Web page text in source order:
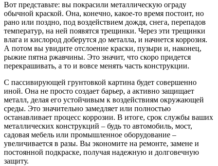
Вот представьте: вы покрасили металлическую ограду
обычной краской. Она, конечно, какое-то время постоит, но
рано или поздно, под воздействием дождя, снега, перепадов
температур, на ней появятся трещинки. Через эти трещинки
влага и кислород доберутся до металла, и начнется коррозия.
А потом вы увидите отслоение краски, пузыри и, наконец,
рыжие пятна ржавчины. Это значит, что скоро придется
перекрашивать, а то и вовсе менять часть конструкции.
С пассивирующей грунтовкой картина будет совершенно
иной. Она не просто создает барьер, а активно защищает
металл, делая его устойчивым к воздействиям окружающей
среды. Это значительно замедляет или полностью
останавливает процесс коррозии. В итоге, срок службы ваших
металлических конструкций – будь то автомобиль, мост,
садовая мебель или промышленное оборудование –
увеличивается в разы. Вы экономите на ремонте, замене и
постоянной подкраске, получая надежную и долговечную
защиту.